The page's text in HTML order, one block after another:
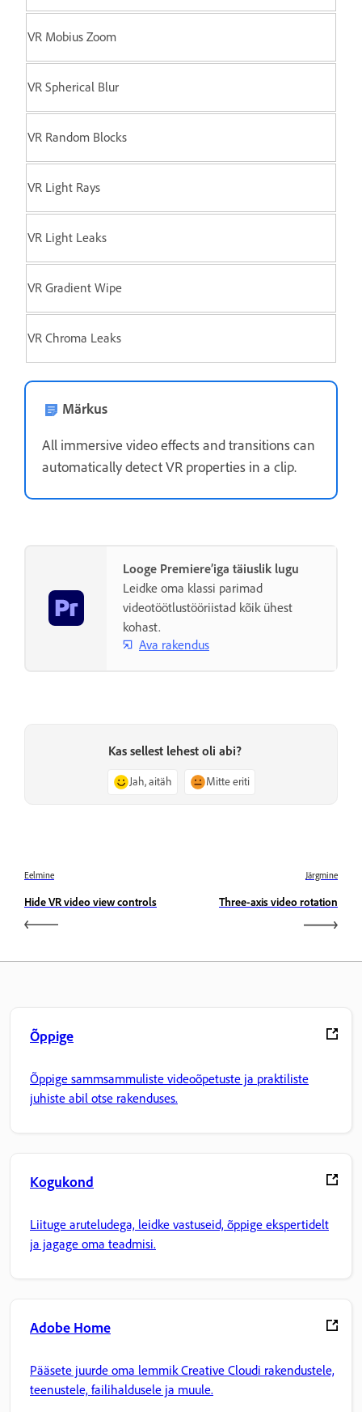
VR Mobius Zoom
VR Spherical Blur
VR Random Blocks
VR Light Rays
VR Light Leaks
VR Gradient Wipe
VR Chroma Leaks
Märkus
All immersive video effects and transitions can
automatically detect VR properties in a clip.
Looge Premiere’iga täiuslik lugu
Leidke oma klassi parimad
videotöötlustööriistad kõik ühest
kohast.
Ava rakendus
Kas sellest lehest oli abi?
Jah, aitäh Mitte eriti
Eelmine
Hide VR video view controls
Järgmine
Three-axis video rotation
Õppige
Õppige sammsammuliste videoõpetuste ja praktiliste
juhiste abil otse rakenduses.
Kogukond
Liituge aruteludega, leidke vastuseid, õppige ekspertidelt
ja jagage oma teadmisi.
Adobe Home
Pääsete juurde oma lemmik Creative Cloudi rakendustele,
teenustele, failihaldusele ja muule.